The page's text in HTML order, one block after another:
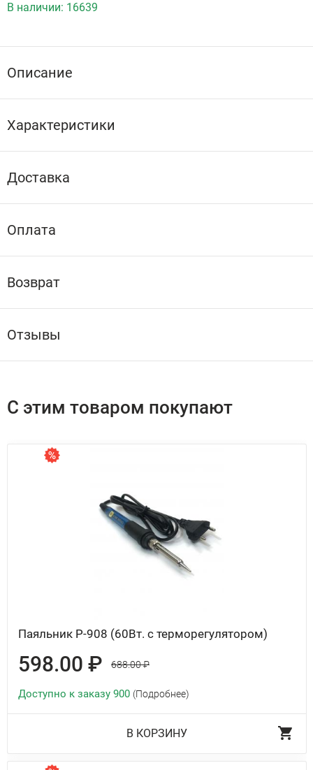
В наличии: 16639
Описание
Характеристики
Доставка
Оплата
Возврат
Отзывы
С этим товаром покупают
Паяльник P-908 (60Вт. с терморегулятором)
598.00 ₽ 688.00 ₽
Доступно к заказу 900 (Подробнее)
В КОРЗИНУ